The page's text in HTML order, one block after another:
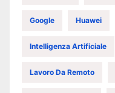
Google Huawei
Intelligenza Artificiale
Lavoro Da Remoto